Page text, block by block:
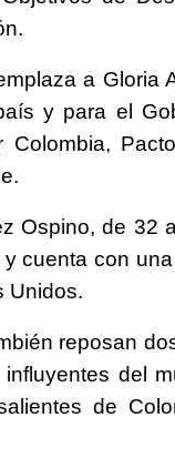
a Gloria
y para el
Colombia,
Ospino, de 32
cuenta con
Unidos.
reposan
del
de